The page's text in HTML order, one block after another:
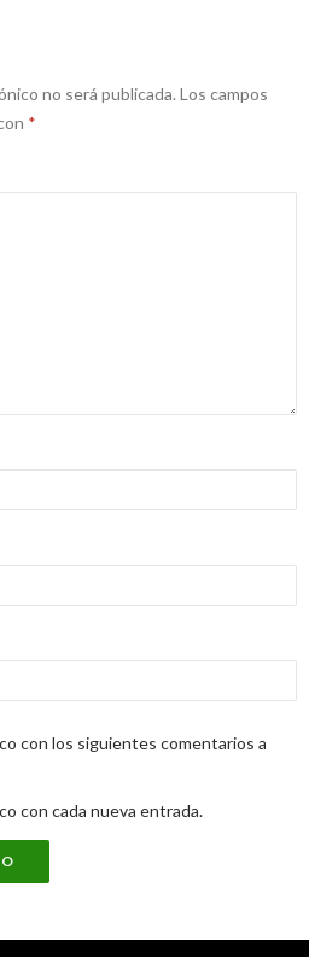
no será publicada. Los campos
*
con los siguientes comentarios a
con cada nueva entrada.